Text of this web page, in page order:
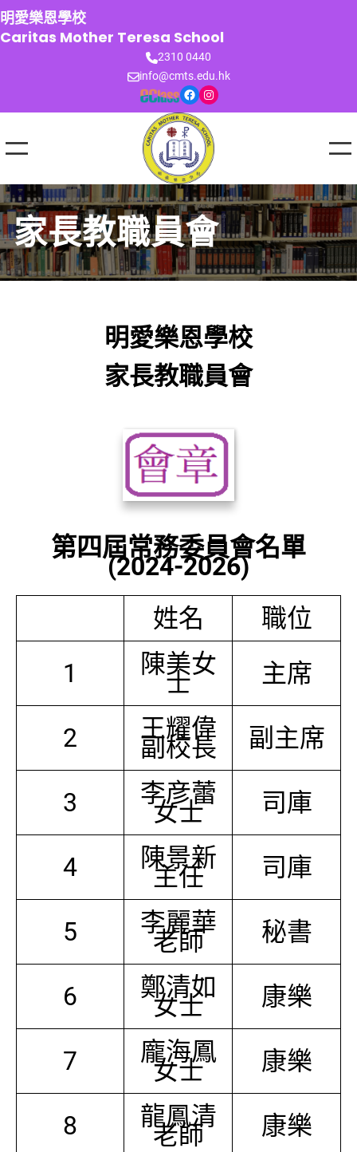
跳
至
主
明愛樂恩學校
Caritas Mother Teresa School
2310 0440
info@cmts.edu.hk
Facebook Instagram
家長教職員會
明愛樂恩學校
家長教職員會
第四屆常務委員會名單
(2024-2026)
姓名
職位
1
陳美女
士 主席
2 王耀偉
副校長 副主席
3 李彦蕾
女士 司庫
4 陳景新
主任 司庫
5 李麗華
老師 秘書
6 鄭清如
女士 康樂
7 龐海鳳
女士 康樂
8 龍鳳清
老師 康樂